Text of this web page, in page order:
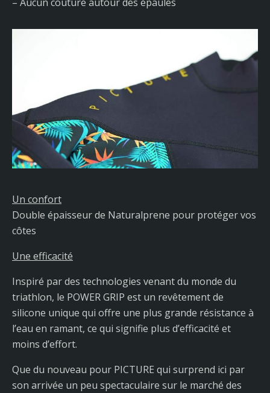
Un confort
Double épaisseur de Naturalprene pour protéger vos
côtes
Une efficacité
Inspiré par des technologies venant du monde du
triathlon, le POWER GRIP est un revêtement de
silicone unique qui offre une plus grande résistance à
l’eau en ramant, ce qui signifie plus d’efficacité et
moins d’effort.
Que du nouveau pour PICTURE qui surprend ici par
son arrivée un peu spectaculaire sur le marché des